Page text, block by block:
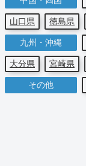
山口県
徳島県
九州・沖縄
大分県
宮崎県
その他